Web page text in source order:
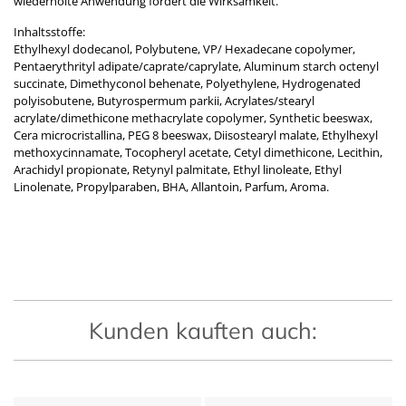
Inhaltsstoffe:
Ethylhexyl dodecanol, Polybutene, VP/ Hexadecane copolymer,
Pentaerythrityl adipate/caprate/caprylate, Aluminum starch octenyl
succinate, Dimethyconol behenate, Polyethylene, Hydrogenated
polyisobutene, Butyrospermum parkii, Acrylates/stearyl
acrylate/dimethicone methacrylate copolymer, Synthetic beeswax,
Cera microcristallina, PEG 8 beeswax, Diisostearyl malate, Ethylhexyl
methoxycinnamate, Tocopheryl acetate, Cetyl dimethicone, Lecithin,
Arachidyl propionate, Retynyl palmitate, Ethyl linoleate, Ethyl
Linolenate, Propylparaben, BHA, Allantoin, Parfum, Aroma.
Kunden kauften auch: